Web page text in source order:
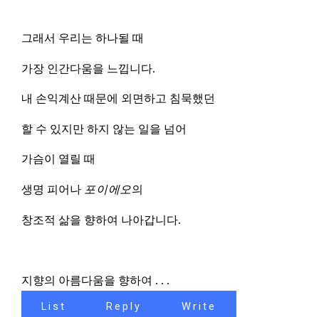
그래서 우리는 하나될 때
가장 인간다움을 느낍니다.
내 손익계산 때문에 외면하고 침묵했던
할 수 있지만 하지 않는 일을 넘어
가슴이 열릴 때
생명 피어나 포이에오의
창조적 삶을 향하여 나아갑니다.
지향의 아름다움을 향하여 . . .
List Reply Write